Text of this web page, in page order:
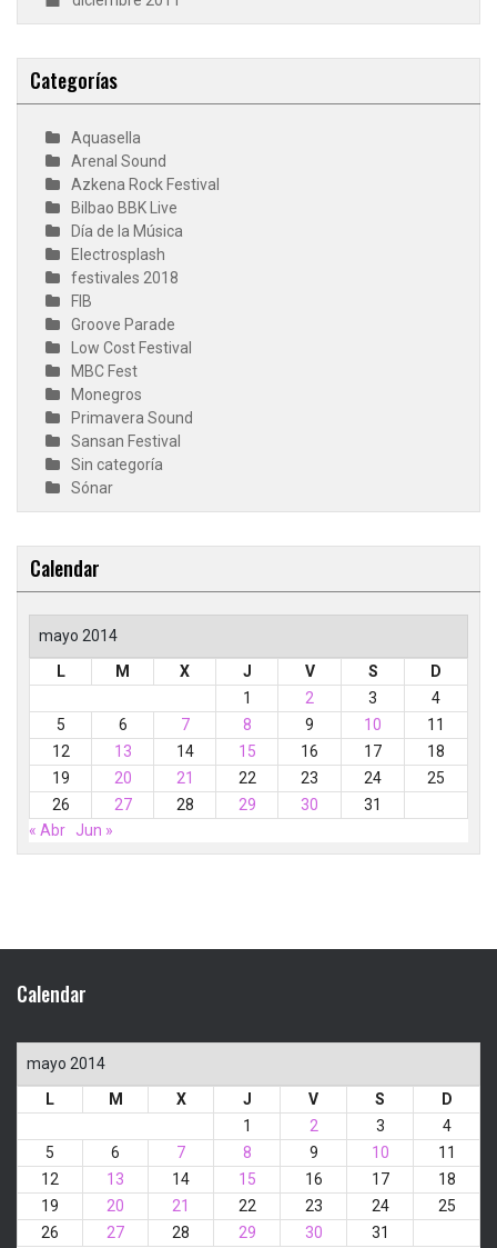
Categorías
Aquasella
Arenal Sound
Azkena Rock Festival
Bilbao BBK Live
Día de la Música
Electrosplash
festivales 2018
FIB
Groove Parade
Low Cost Festival
MBC Fest
Monegros
Primavera Sound
Sansan Festival
Sin categoría
Sónar
Calendar
mayo 2014
L
M X J V S
D
1
2 3
4
5
6 7 8 9 10
11
12
13 14 15 16 17
18
19
20 21 22 23 24
25
26
27 28 29 30
31
« Abr Jun »
Calendar
mayo 2014
L
M X J V S
D
1
2 3
4
5
6 7 8 9 10
11
12
13 14 15 16 17
18
19
20 21 22 23 24
25
26
27 28 29 30
31